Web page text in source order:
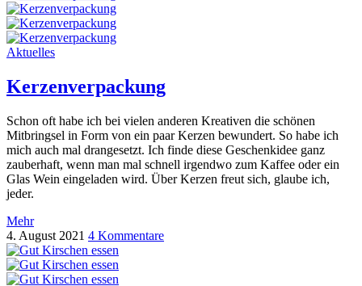
Aktuelles
Kerzenverpackung
Schon oft habe ich bei vielen anderen Kreativen die schönen
Mitbringsel in Form von ein paar Kerzen bewundert. So habe ich
mich auch mal drangesetzt. Ich finde diese Geschenkidee ganz
zauberhaft, wenn man mal schnell irgendwo zum Kaffee oder ein
Glas Wein eingeladen wird. Über Kerzen freut sich, glaube ich,
jeder.
Mehr
4. August 2021 4 Kommentare